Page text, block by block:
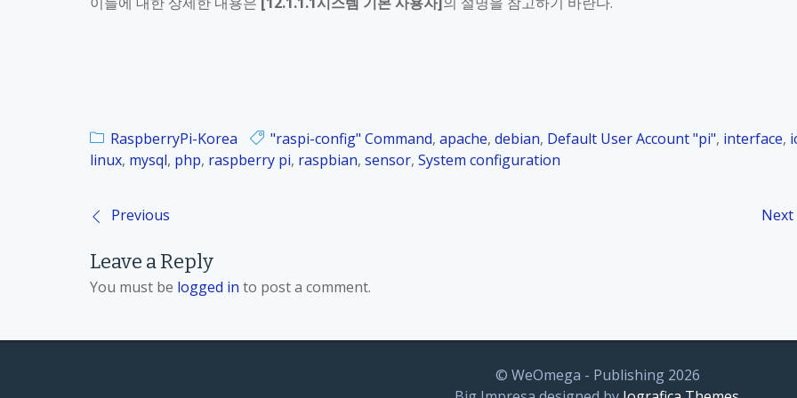
RaspberryPi-Korea "raspi-config" Command, apache, debian, Default User Account "pi", interface,
linux, mysql, php, raspberry pi, raspbian, sensor, System configuration
P
o
Previous Next
Leave a Reply
You must be logged in to post a comment.
© WeOmega - Publishing 2026